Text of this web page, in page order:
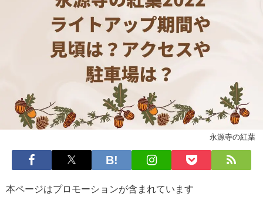
永源寺の紅葉
本ページはプロモーションが含まれています